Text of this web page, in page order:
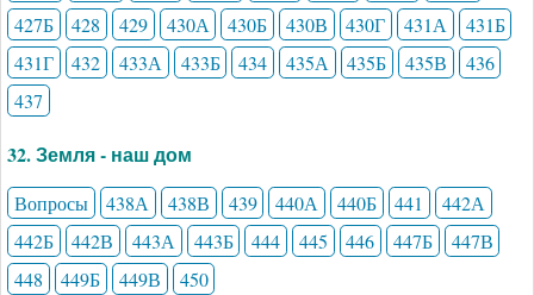
427Б
428 429 430А 430Б 430В 430Г 431А
431Б
431Г
432 433А 433Б 434 435А 435Б 435В
436
437
32. Земля - наш дом
Вопросы 438А 438В 439 440А 440Б 441
442А
442Б
442В 443А 443Б 444 445 446 447Б
447В
448
449Б 449В 450